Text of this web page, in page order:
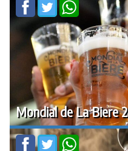
Mondial de La Biere